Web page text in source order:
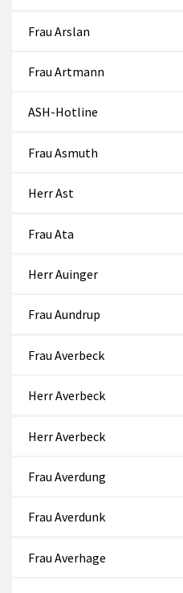
Frau Arslan
Frau Artmann
ASH-Hotline
Frau Asmuth
Herr Ast
Frau Ata
Herr Auinger
Frau Aundrup
Frau Averbeck
Herr Averbeck
Herr Averbeck
Frau Averdung
Frau Averdunk
Frau Averhage